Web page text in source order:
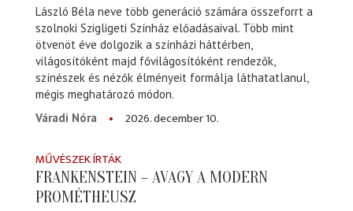
László Béla neve több generáció számára összeforrt a
szolnoki Szigligeti Színház előadásaival. Több mint
ötvenöt éve dolgozik a színházi háttérben,
világosítóként majd fővilágosítóként rendezők,
színészek és nézők élményeit formálja láthatatlanul,
mégis meghatározó módon.
Váradi Nóra
2026. december 10.
MŰVÉSZEK ÍRTÁK
FRANKENSTEIN – AVAGY A MODERN
PROMÉTHEUSZ